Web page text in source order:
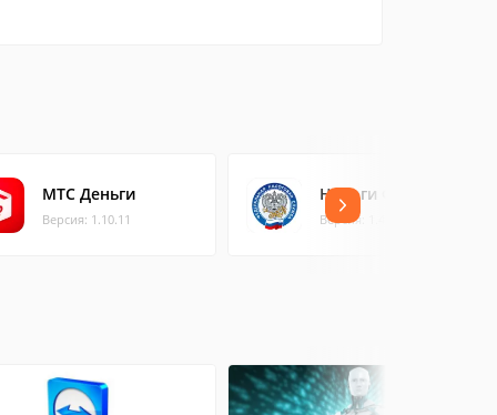
МТС Деньги
Версия: 1.10.11
Налоги ФЛ iOS
Версия: 1.48